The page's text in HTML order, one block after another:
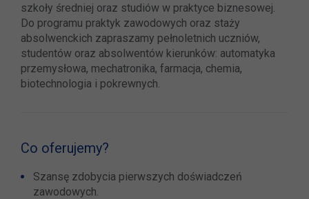
szkoły średniej oraz studiów w praktyce biznesowej.
Do programu praktyk zawodowych oraz staży
absolwenckich zapraszamy pełnoletnich uczniów,
studentów oraz absolwentów kierunków: automatyka
przemysłowa, mechatronika, farmacja, chemia,
biotechnologia i pokrewnych.
Co oferujemy?
Szansę zdobycia pierwszych doświadczeń
zawodowych.